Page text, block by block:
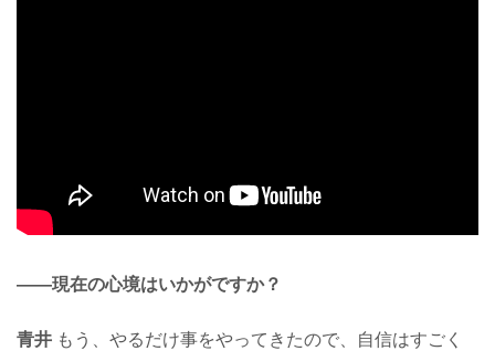
——現在の心境はいかがですか？
青井 もう、やるだけ事をやってきたので、自信はすごく